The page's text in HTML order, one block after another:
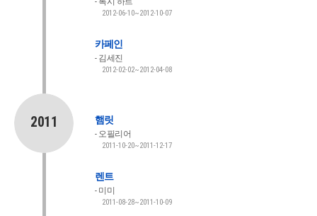
2012-06-10~2012-10-07
카페인
김세진
2012-02-02~2012-04-08
2011 햄릿
오필리어
2011-10-20~2011-12-17
렌트
미미
2011-08-28~2011-10-09